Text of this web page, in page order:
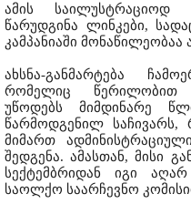
ამის საილუსტრაციოდ
წარუდგინა ლინკები,
კამპანიაში მონაწილეობაა
ახსნა-განმარტება
რომელიც წერილობით
უწოდებს მიმდინარე
წარმოდგენილ
მიმართ
შედგენა. ამასთან, მისი
სექტემბრიდან იგი
საოლქო საარჩევნო